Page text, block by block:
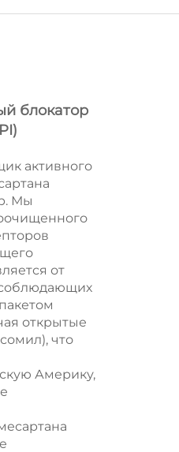
блокатор
активного
Мы
от
открытые
что
Америку,